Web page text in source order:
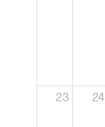
23 24